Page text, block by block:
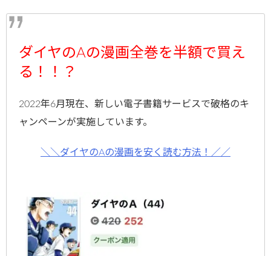
ダイヤのAの漫画全巻を半額で買え
る！！？
2022年6月現在、新しい電子書籍サービスで破格のキ
ャンペーンが実施しています。
＼＼ダイヤのAの漫画を安く読む方法！／／